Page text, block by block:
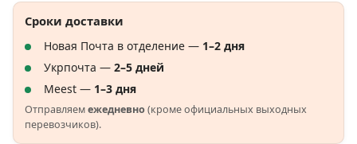
Сроки доставки
Новая Почта в отделение — 1–2 дня
Укрпочта — 2–5 дней
Meest — 1–3 дня
Отправляемежедневно(кроме официальных выходных
перевозчиков).